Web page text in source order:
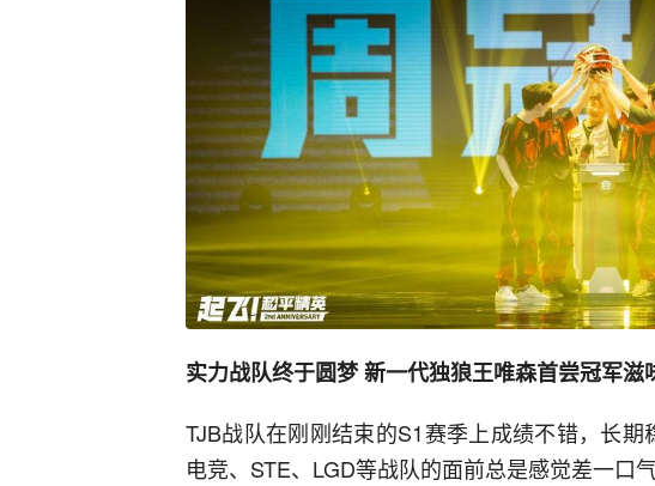
实力战队终于圆梦 新一代独狼王唯森首尝冠军滋
TJB战队在刚刚结束的S1赛季上成绩不错，长
电竞、STE、LGD等战队的面前总是感觉差一口